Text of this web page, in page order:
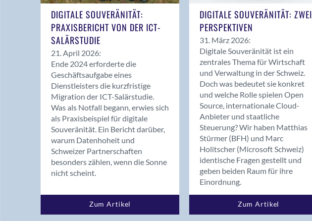
DIGITALE SOUVERÄNITÄT:
PRAXISBERICHT VON DER ICT-
SALÄRSTUDIE
21. April 2026:
Ende 2024 erforderte die
Geschäftsaufgabe eines
Dienstleisters die kurzfristige
Migration der ICT-Salärstudie.
Was als Notfall begann, erwies sich
als Praxisbeispiel für digitale
Souveränität. Ein Bericht darüber,
warum Datenhoheit und
Schweizer Partnerschaften
besonders zählen, wenn die Sonne
nicht scheint.
Zum Artikel
DIGITALE SOUVERÄNITÄT: ZWEI
PERSPEKTIVEN
31. März 2026:
Digitale Souveränität ist ein
zentrales Thema für Wirtschaft
und Verwaltung in der Schweiz.
Doch was bedeutet sie konkret
und welche Rolle spielen Open
Source, internationale Cloud-
Anbieter und staatliche
Steuerung? Wir haben Matthias
Stürmer (BFH) und Marc
Holitscher (Microsoft Schweiz)
identische Fragen gestellt und
geben beiden Raum für ihre
Einordnung.
Zum Artikel